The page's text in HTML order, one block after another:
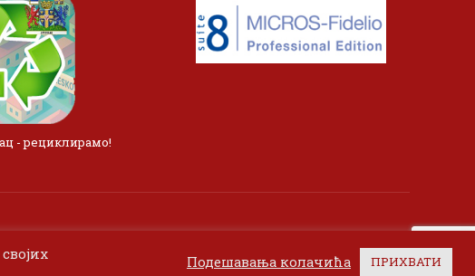
- рециклирамо!
Подешавања колачића ПРИХВАТИ